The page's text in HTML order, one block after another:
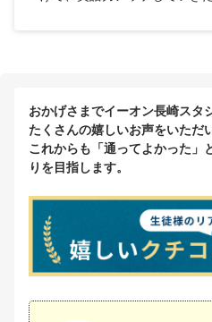
おかげさまでイーオン長崎スタ
たくさんの嬉しいお声をいただ
これからも「通ってよかった」
りを目指します。